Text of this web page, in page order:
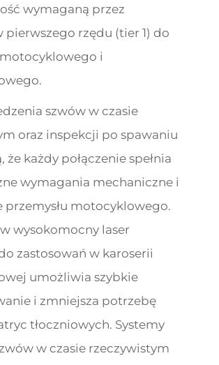
wymaganą przez
pierwszego rzędu (tier 1) do
i
szwów w czasie
oraz inspekcji po spawaniu
że każdy połączenie spełnia
wymagania mechaniczne i
przemysłu motocyklowego.
wysokomocny laser
zastosowań w karoserii
umożliwia szybkie
i zmniejsza potrzebę
tłoczniowych. Systemy
w czasie rzeczywistym